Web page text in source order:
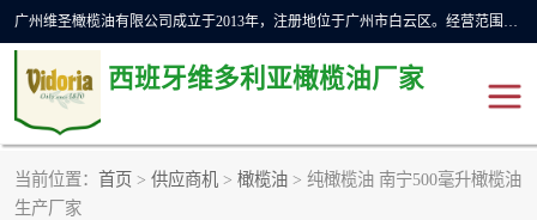
广州维圣橄榄油有限公司成立于2013年，注册地位于广州市白云区。经营范围包括饲料原料销售;畜牧渔业饲料销售;化妆品批发;贸易经纪;食品进出口等，主要产品有：橄榄果渣油，橄榄油，纯橄榄油等。
西班牙维多利亚橄榄油厂家
当前位置： 首页 > 供应商机 > 橄榄油 > 纯橄榄油 南宁500毫升橄榄油
生产厂家
橄榄油